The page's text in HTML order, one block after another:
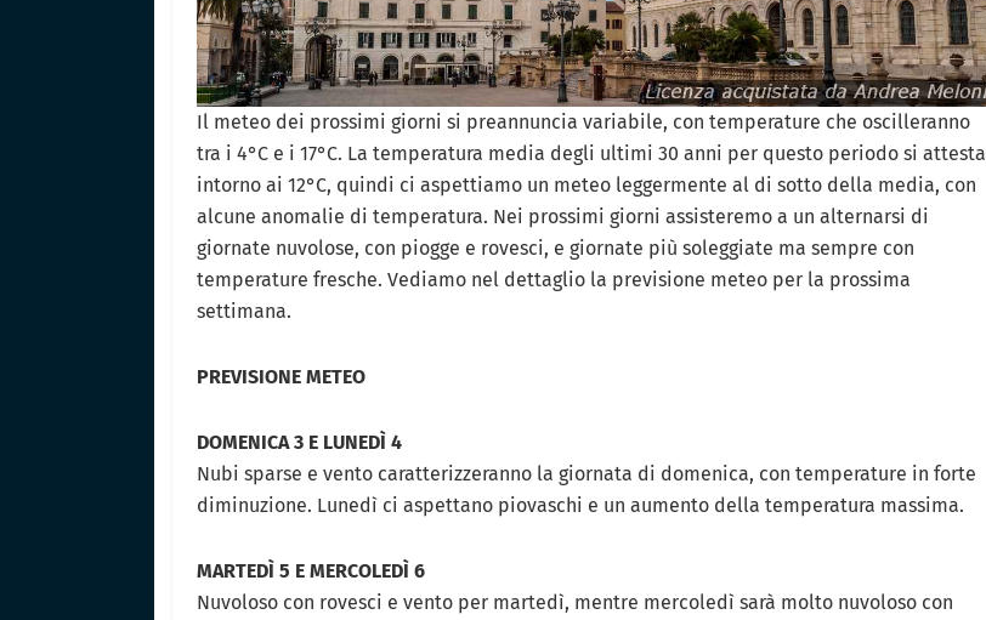
Il meteo dei prossimi giorni si preannuncia variabile, con temperature che oscilleranno
tra i 4°C e i 17°C. La temperatura media degli ultimi 30 anni per questo periodo si attesta
intorno ai 12°C, quindi ci aspettiamo un meteo leggermente al di sotto della media, con
alcune anomalie di temperatura. Nei prossimi giorni assisteremo a un alternarsi di
giornate nuvolose, con piogge e rovesci, e giornate più soleggiate ma sempre con
temperature fresche. Vediamo nel dettaglio la previsione meteo per la prossima
settimana.
PREVISIONE METEO
DOMENICA 3 E LUNEDÌ 4
Nubi sparse e vento caratterizzeranno la giornata di domenica, con temperature in forte
diminuzione. Lunedì ci aspettano piovaschi e un aumento della temperatura massima.
MARTEDÌ 5 E MERCOLEDÌ 6
Nuvoloso con rovesci e vento per martedì, mentre mercoledì sarà molto nuvoloso con